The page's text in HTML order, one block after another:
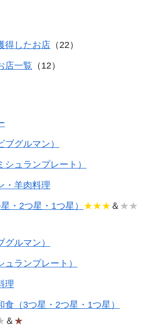
得したお店 （22）
店一覧 （12）
ブグルマン）
シュランプレート）
・羊肉料理
・2つ星・1つ星） ★★★ ＆ ★★
ルマン）
ュランプレート）
理
食（3つ星・2つ星・1つ星）
＆ ★